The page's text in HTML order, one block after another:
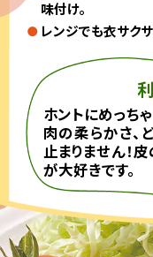
味付け。
レンジでも衣サクサ
ホントにめっちゃ
肉の柔らかさ、
止まりません！
が大好きです。